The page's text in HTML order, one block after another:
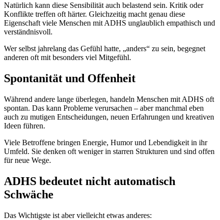
Natürlich kann diese Sensibilität auch belastend sein. Kritik oder
Konflikte treffen oft härter. Gleichzeitig macht genau diese
Eigenschaft viele Menschen mit ADHS unglaublich empathisch und
verständnisvoll.
Wer selbst jahrelang das Gefühl hatte, „anders“ zu sein, begegnet
anderen oft mit besonders viel Mitgefühl.
Spontanität und Offenheit
Während andere lange überlegen, handeln Menschen mit ADHS oft
spontan. Das kann Probleme verursachen – aber manchmal eben
auch zu mutigen Entscheidungen, neuen Erfahrungen und kreativen
Ideen führen.
Viele Betroffene bringen Energie, Humor und Lebendigkeit in ihr
Umfeld. Sie denken oft weniger in starren Strukturen und sind offen
für neue Wege.
ADHS bedeutet nicht automatisch
Schwäche
Das Wichtigste ist aber vielleicht etwas anderes: